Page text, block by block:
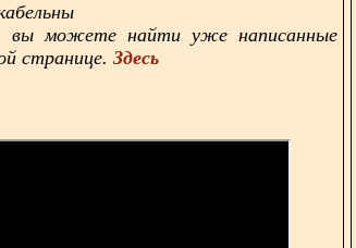
вы можете найти уже написанные
странице. Здесь